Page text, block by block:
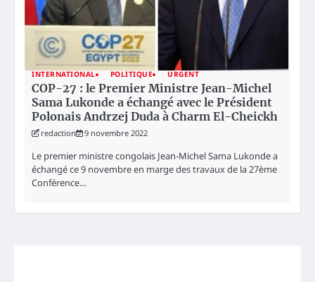
INTERNATIONAL POLITIQUE URGENT
COP-27 : le Premier Ministre Jean-Michel
Sama Lukonde a échangé avec le Président
Polonais Andrzej Duda à Charm El-Cheickh
redaction 9 novembre 2022
Le premier ministre congolais Jean-Michel Sama Lukonde a
échangé ce 9 novembre en marge des travaux de la 27ème
Conférence…